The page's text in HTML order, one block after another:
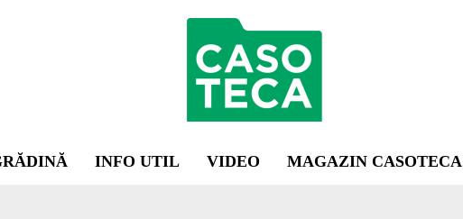
INFO UTIL VIDEO MAGAZIN CASOTECA